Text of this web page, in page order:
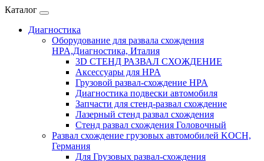
Каталог
Диагностика
Оборудование для развала схождения
HPA,Диагностика, Италия
3D СТЕНД РАЗВАЛ СХОЖДЕНИЕ
Аксессуары для HPA
Грузовой развал-схождение HPA
Диагностика подвески автомобиля
Запчасти для стенд-развал схождение
Лазерный стенд развал схождения
Стенд развал схождения Головочный
Развал схождение грузовых автомобилей KOCH,
Германия
Для Грузовых развал-схождения